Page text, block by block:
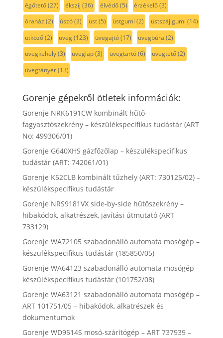
égőtető(27) ékszíj (36) élvédő(5) érzékelő(3)
óraház (2) úszó(3) üst(5) üstgumi (2) üstszáj gumi (14)
ütköző(2) üveg(123) üvegajtó(17) üvegbúra (2)
üvegkehely(3) üveglap(3) üvegtartó(6) üvegtető(2)
üvegtányér(13)
Gorenje gépekről ötletek információk:
Gorenje NRK6191CW kombinált hűtő-
fagyasztószekrény – készülékspecifikus tudástár (ART
No: 499306/01)
Gorenje G640XHS gázfőzőlap – készülékspecifikus
tudástár (ART: 742061/01)
Gorenje K52CLB kombinált tűzhely (ART: 730125/02) –
készülékspecifikus tudástár
Gorenje NRS9181VX side-by-side hűtőszekrény –
hibakódok, alkatrészek, javítási útmutató (ART
733129)
Gorenje WA72105 szabadonálló automata mosógép –
készülékspecifikus tudástár (185850/05)
Gorenje WA64123 szabadonálló automata mosógép –
készülékspecifikus tudástár (101752/08)
Gorenje WA63121 szabadonálló automata mosógép –
ART 101751/05 – hibakódok, alkatrészek és
dokumentumok
Gorenje WD9514S mosó-szárítógép – ART 737939 –